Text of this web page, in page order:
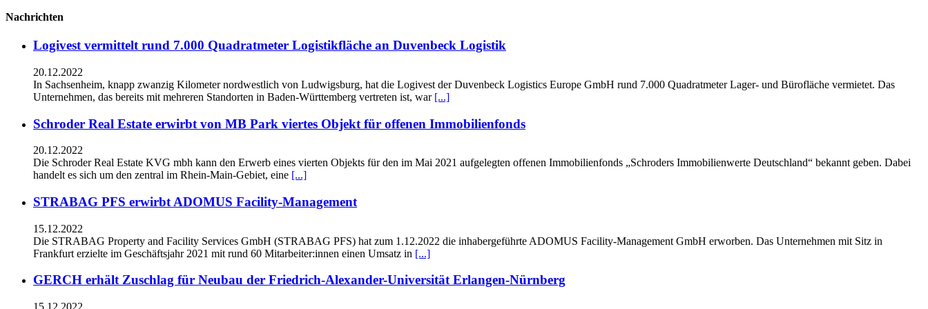
Nachrichten
Logivest vermittelt rund 7.000 Quadratmeter Logistikfläche an Duvenbeck Logistik
20.12.2022
In Sachsenheim, knapp zwanzig Kilometer nordwestlich von Ludwigsburg, hat die Logivest der Duvenbeck Logistics Europe GmbH rund 7.000 Quadratmeter Lager- und Bürofläche vermietet. Das
Unternehmen, das bereits mit mehreren Standorten in Baden-Württemberg vertreten ist, war [...]
Schroder Real Estate erwirbt von MB Park viertes Objekt für offenen Immobilienfonds
20.12.2022
Die Schroder Real Estate KVG mbh kann den Erwerb eines vierten Objekts für den im Mai 2021 aufgelegten offenen Immobilienfonds „Schroders Immobilienwerte Deutschland“ bekannt geben. Dabei
handelt es sich um den zentral im Rhein-Main-Gebiet, eine [...]
STRABAG PFS erwirbt ADOMUS Facility-Management
15.12.2022
Die STRABAG Property and Facility Services GmbH (STRABAG PFS) hat zum 1.12.2022 die inhabergeführte ADOMUS Facility-Management GmbH erworben. Das Unternehmen mit Sitz in
Frankfurt erzielte im Geschäftsjahr 2021 mit rund 60 Mitarbeiter:innen einen Umsatz in [...]
GERCH erhält Zuschlag für Neubau der Friedrich-Alexander-Universität Erlangen-Nürnberg